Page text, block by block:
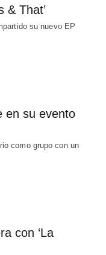
& That’
su nuevo EP
en su evento
como grupo con un
con ‘La